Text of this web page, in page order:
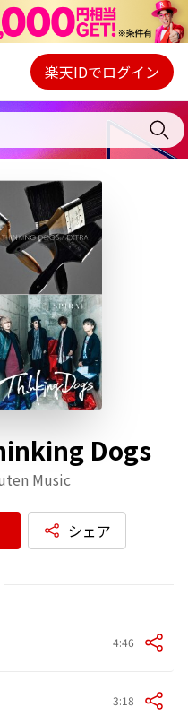
Webプレイヤー
ご契約内容の確認・変更
楽天IDでログイン
Dogs
Music
シェア
4:46
3:18